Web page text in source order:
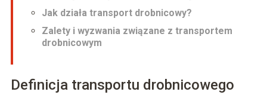
Jak działa transport drobnicowy?
Zalety i wyzwania związane z transportem
drobnicowym
Definicja transportu drobnicowego